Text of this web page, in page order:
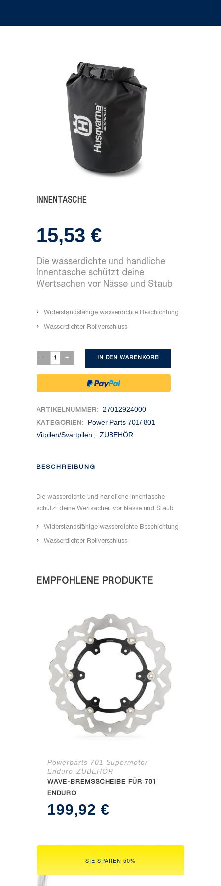
INNENTASCHE
15,53 €
Die wasserdichte und handliche
Innentasche schützt deine
Wertsachen vor Nässe und Staub
Widerstandsfähige wasserdichte Beschichtung
Wasserdichter Rollverschluss
IN DEN WARENKORB
ARTIKELNUMMER: 27012924000
KATEGORIEN:
Power Parts 701/ 801
Vitpilen/Svartpilen
ZUBEHÖR
BESCHREIBUNG
Die wasserdichte und handliche Innentasche
schützt deine Wertsachen vor Nässe und Staub
Widerstandsfähige wasserdichte Beschichtung
Wasserdichter Rollverschluss
EMPFOHLENE PRODUKTE
Powerparts 701 Supermoto/
Enduro, ZUBEHÖR
WAVE-BREMSSCHEIBE FÜR 701
ENDURO
199,92 €
SIE SPAREN 50%